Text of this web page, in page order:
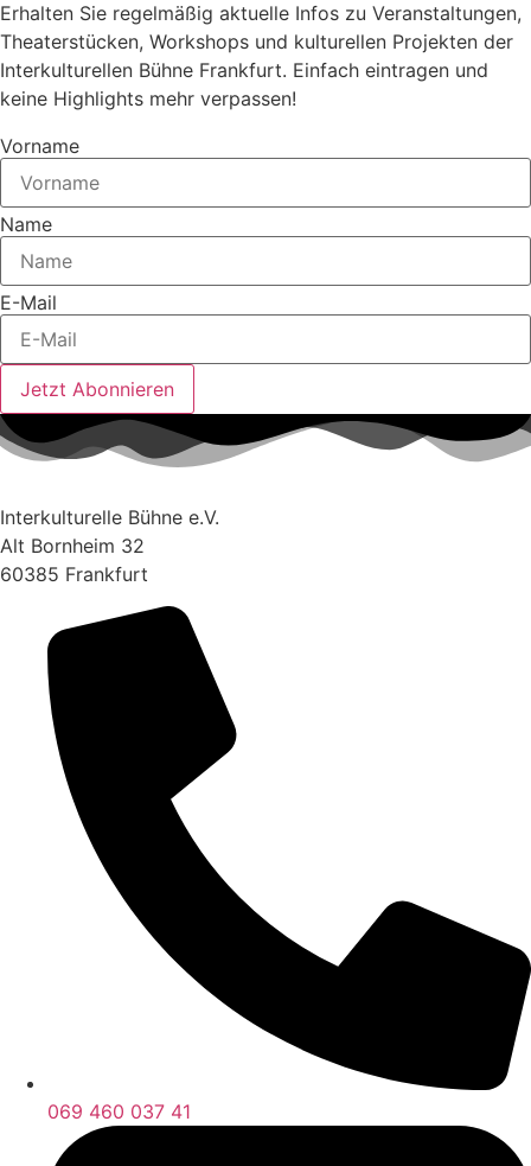
Erhalten Sie regelmäßig aktuelle Infos zu Veranstaltungen,
Theaterstücken, Workshops und kulturellen Projekten der
Interkulturellen Bühne Frankfurt. Einfach eintragen und
keine Highlights mehr verpassen!
Vorname
Name
E-Mail
Jetzt Abonnieren
Interkulturelle Bühne e.V.
Alt Bornheim 32
60385 Frankfurt
069 460 037 41